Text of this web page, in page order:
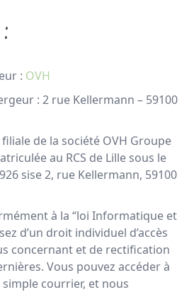
: OVH
: 2 rue Kellermann – 59100
filiale de la société OVH Groupe
au RCS de Lille sous le
sise 2, rue Kellermann, 59100
à la “loi Informatique et
d’un droit individuel d’accès
concernant et de rectification
Vous pouvez accéder à
courrier, et nous